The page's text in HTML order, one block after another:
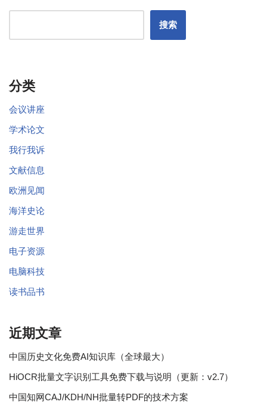
搜索
分类
会议讲座
学术论文
我行我诉
文献信息
欧洲见闻
海洋史论
游走世界
电子资源
电脑科技
读书品书
近期文章
中国历史文化免费AI知识库（全球最大）
HiOCR批量文字识别工具免费下载与说明（更新：v2.7）
中国知网CAJ/KDH/NH批量转PDF的技术方案